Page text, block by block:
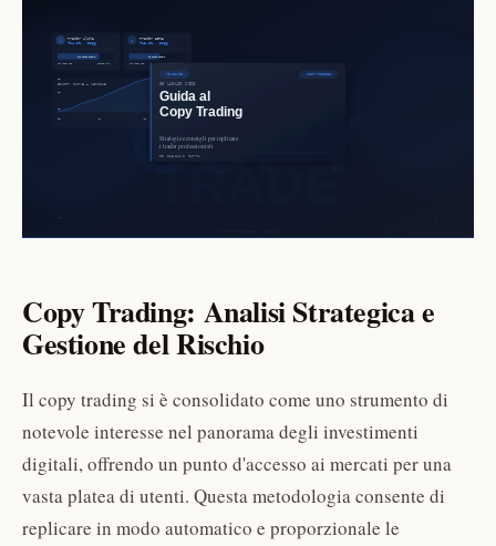
Copy Trading: Analisi Strategica e
Gestione del Rischio
Il copy trading si è consolidato come uno strumento di
notevole interesse nel panorama degli investimenti
digitali, offrendo un punto d'accesso ai mercati per una
vasta platea di utenti. Questa metodologia consente di
replicare in modo automatico e proporzionale le